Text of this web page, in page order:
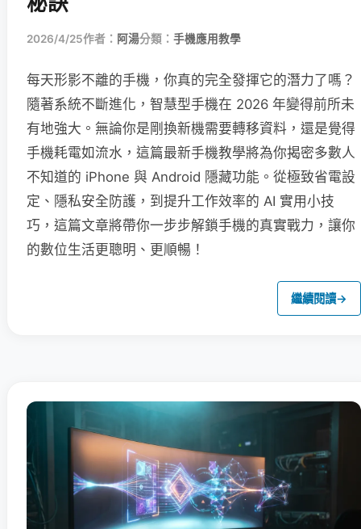
2026/4/25作者： 阿湯分類： 手機應用教學
每天形影不離的手機，你真的完全發揮它的潛力了嗎？
隨著系統不斷進化，智慧型手機在 2026 年變得前所未
有地強大。無論你是剛換新機需要轉移資料，還是覺得
手機耗電如流水，這篇最新手機教學將為你揭密多數人
不知道的 iPhone 與 Android 隱藏功能。從極致省電設
定、隱私安全防護，到提升工作效率的 AI 實用小技
巧，這篇文章將帶你一步步解鎖手機的真實戰力，讓你
的數位生活更聰明、更順暢！
繼續閱讀→